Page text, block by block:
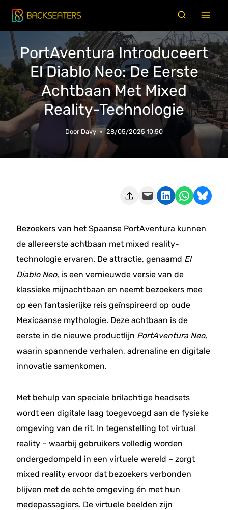
Doorgaan
naar
inhoud
PortAventura Introduceert
El Diablo Neo: De Eerste
Achtbaan Met Mixed
Reality-Technologie
Door Davy 28/05/2025 10:50
Deze pagina e-mailen Delen op LinkedIn Delen via WhatsApp Share on Bluesky
Bezoekers van het Spaanse PortAventura kunnen
de allereerste achtbaan met mixed reality-
technologie ervaren. De attractie, genaamd El
Diablo Neo, is een vernieuwde versie van de
klassieke mijnachtbaan en neemt bezoekers mee
op een fantasierijke reis geïnspireerd op oude
Mexicaanse mythologie. Deze achtbaan is de
eerste in de nieuwe productlijn PortAventura Neo,
waarin spannende verhalen, adrenaline en digitale
innovatie samenkomen.
Met behulp van speciale brilachtige headsets
wordt een digitale laag toegevoegd aan de fysieke
omgeving van de rit. In tegenstelling tot virtual
reality – waarbij gebruikers volledig worden
ondergedompeld in een virtuele wereld – zorgt
mixed reality ervoor dat bezoekers verbonden
blijven met de echte omgeving én met hun
medepassagiers. De virtuele beelden zijn